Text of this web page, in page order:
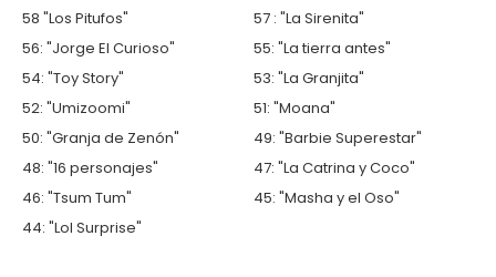
58 "Los Pitufos"
57 : "La Sirenita"
56: "Jorge El Curioso"
55: "La tierra antes"
54: "Toy Story"
53: "La Granjita"
52: "Umizoomi"
51: "Moana"
50: "Granja de Zenón"
49: "Barbie Superestar"
48: "16 personajes"
47: "La Catrina y Coco"
46: "Tsum Tum"
45: "Masha y el Oso"
44: "Lol Surprise"